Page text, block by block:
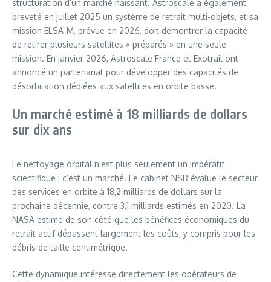
structuration d’un marché naissant. Astroscale a également
breveté en juillet 2025 un système de retrait multi-objets, et sa
mission ELSA-M, prévue en 2026, doit démontrer la capacité
de retirer plusieurs satellites « préparés » en une seule
mission. En janvier 2026, Astroscale France et Exotrail ont
annoncé un partenariat pour développer des capacités de
désorbitation dédiées aux satellites en orbite basse.
Un marché estimé à 18 milliards de dollars
sur dix ans
Le nettoyage orbital n’est plus seulement un impératif
scientifique : c’est un marché. Le cabinet NSR évalue le secteur
des services en orbite à 18,2 milliards de dollars sur la
prochaine décennie, contre 3,1 milliards estimés en 2020. La
NASA estime de son côté que les bénéfices économiques du
retrait actif dépassent largement les coûts, y compris pour les
débris de taille centimétrique.
Cette dynamique intéresse directement les opérateurs de